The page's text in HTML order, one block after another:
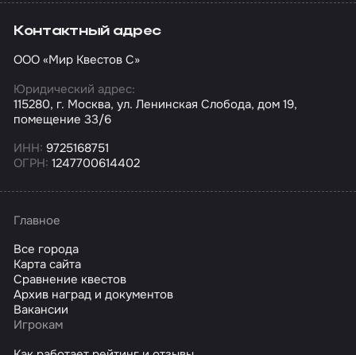
Контактный адрес
ООО «Мир Квестов С»
Юридический адрес:
115280, г. Москва, ул. Ленинская Слобода, дом 19,
помещение 33/6
ИНН: 9725168751
ОГРН: 1247700614402
Главное
Все города
Карта сайта
Сравнение квестов
Архив наград и документов
Вакансии
Игрокам